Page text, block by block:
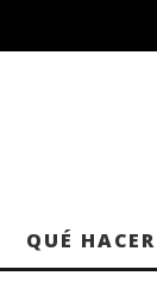
QUÉ HACER